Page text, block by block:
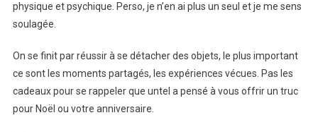
physique et psychique. Perso, je n’en ai plus un seul et je me sens
soulagée.
On se finit par réussir à se détacher des objets, le plus important
ce sont les moments partagés, les expériences vécues. Pas les
cadeaux pour se rappeler que untel a pensé à vous offrir un truc
pour Noël ou votre anniversaire.